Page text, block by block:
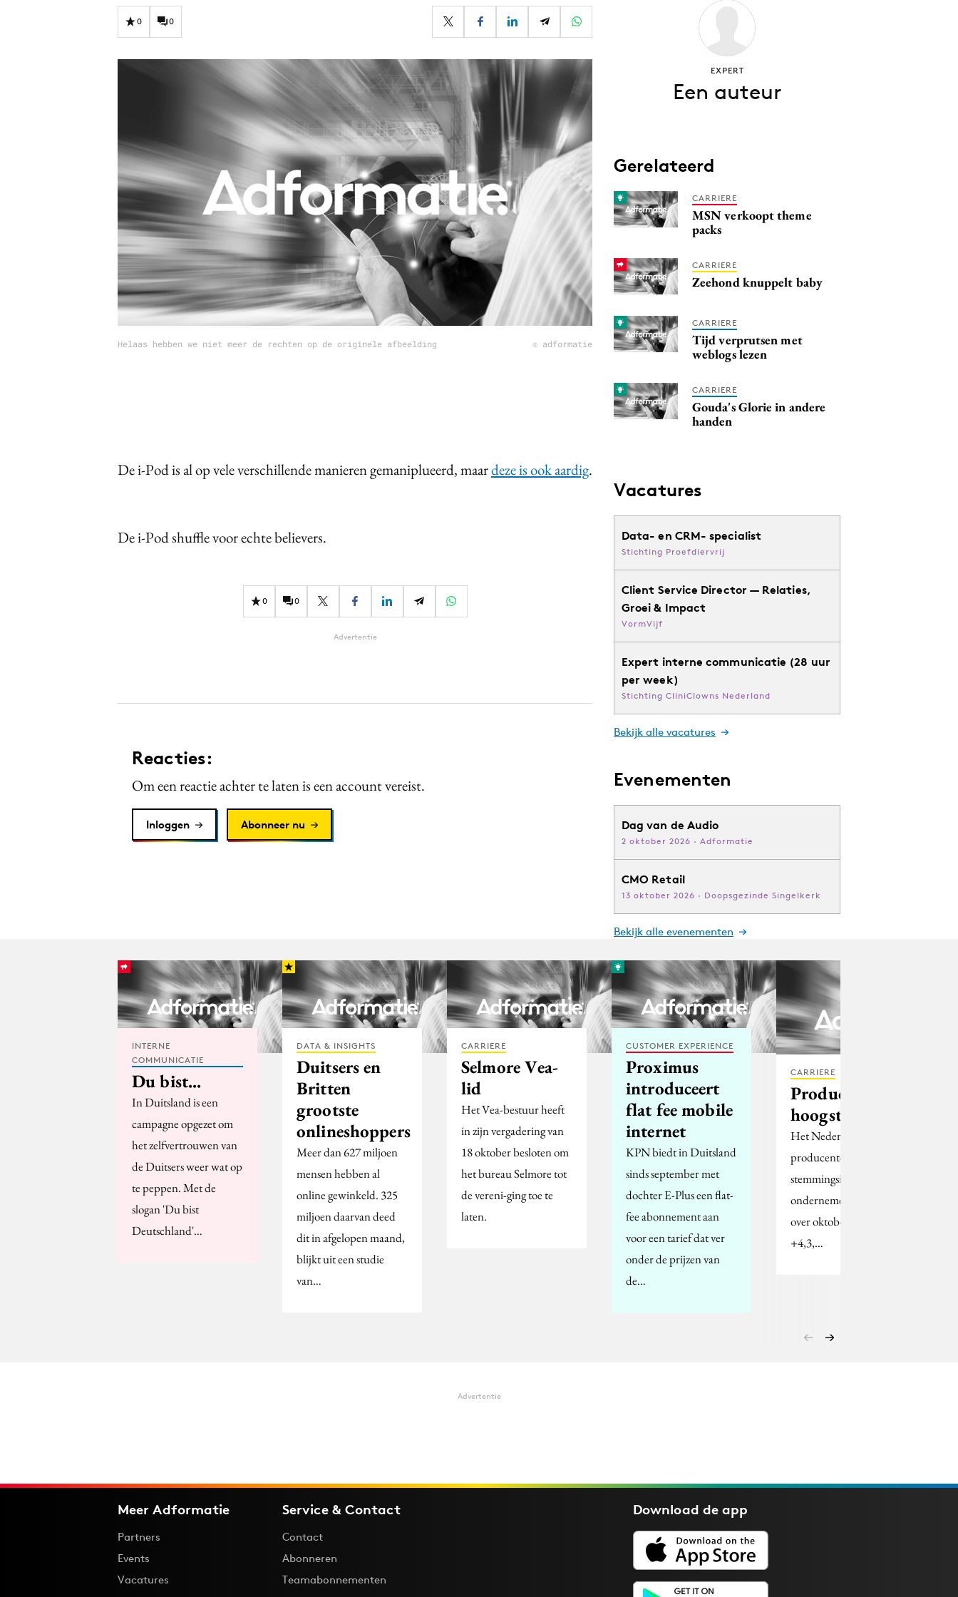
Interne communicatie
Martech
Purpose Marketing
0 0
Helaas hebben we niet meer de rechten op de originele afbeelding © adformatie
De i-Pod is al op vele verschillende manieren gemaniplueerd, maardeze is ook aardig.
De i-Pod shuffle voor echte believers.
0 0
Advertentie
Reacties:
Om een reactie achter te laten is een account vereist.
Inloggen Abonneer nu
EXPERT
Een auteur
Gerelateerd
CARRIERE
MSN verkoopt theme
packs
CARRIERE
Zeehond knuppelt baby
CARRIERE
Tijd verprutsen met
weblogs lezen
CARRIERE
Gouda's Glorie in andere
handen
Vacatures
Data- en CRM- specialist
Stichting Proefdiervrij
Client Service Director — Relaties,
Groei & Impact
VormVijf
Expert interne communicatie (28 uur
per week)
Stichting CliniClowns Nederland
Bekijk alle vacatures
Evenementen
Dag van de Audio
2 oktober 2026 · Adformatie
CMO Retail
13 oktober 2026 · Doopsgezinde Singelkerk
Bekijk alle evenementen
INTERNE
COMMUNICATIE
Du bist...
In Duitsland is een
campagne opgezet om
het zelfvertrouwen van
de Duitsers weer wat op
te peppen. Met de
slogan 'Du bist
Deutschland'…
DATA & INSIGHTS
Duitsers en
Britten
grootste
onlineshoppers
Meer dan 627 miljoen
mensen hebben al
online gewinkeld. 325
miljoen daarvan deed
dit in afgelopen maand,
blijkt uit een studie
van…
CARRIERE
Selmore Vea-
lid
Het Vea-bestuur heeft
in zijn vergadering van
18 oktober besloten om
het bureau Selmore tot
de vereni-ging toe te
laten.
CUSTOMER EXPERIENCE
Proximus
introduceert
flat fee mobile
internet
KPN biedt in Duitsland
sinds september met
dochter E-Plus een flat-
fee abonnement aan
voor een tarief dat ver
onder de prijzen van
de…
CARRIERE
hoogste in vier jaar
Het Nederlandse
producentenvertrouwen, de
stemmingsindicator van de
ondernemers in de industrie, is
over oktober 2005 uitgekomen op
+4,3,…
Advertentie
Meer Adformatie
Partners
Events
Vacatures
Service & Contact
Contact
Abonneren
Teamabonnementen
Download deapp